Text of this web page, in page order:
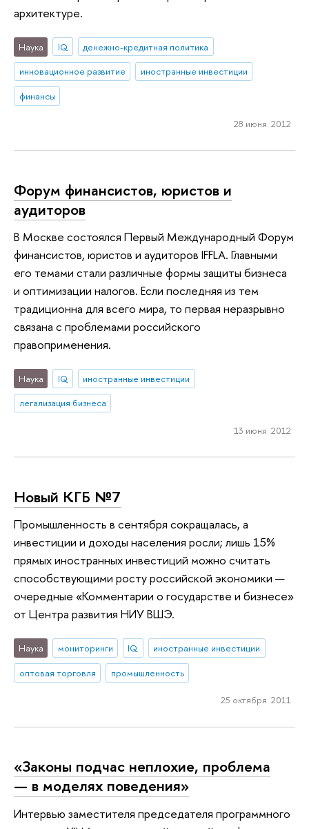
архитектуре.
Наука IQ
денежно-кредитная политика
инновационное развитие
иностранные инвестиции
финансы
28 июня 2012
Форум финансистов, юристов и
аудиторов
В Москве состоялся Первый Международный Форум
финансистов, юристов и аудиторов IFFLA. Главными
его темами стали различные формы защиты бизнеса
и оптимизации налогов. Если последняя из тем
традиционна для всего мира, то первая неразрывно
связана с проблемами российского
правоприменения.
Наука IQ
иностранные инвестиции
легализация бизнеса
13 июня 2012
Новый КГБ №7
Промышленность в сентября сокращалась, а
инвестиции и доходы населения росли; лишь 15%
прямых иностранных инвестиций можно считать
способствующими росту российской экономики —
очередные «Комментарии о государстве и бизнесе»
от Центра развития НИУ ВШЭ.
Наука мониторинги IQ
иностранные инвестиции
оптовая торговля
промышленность
25 октября 2011
«Законы подчас неплохие, проблема
— в моделях поведения»
Интервью заместителя председателя программного